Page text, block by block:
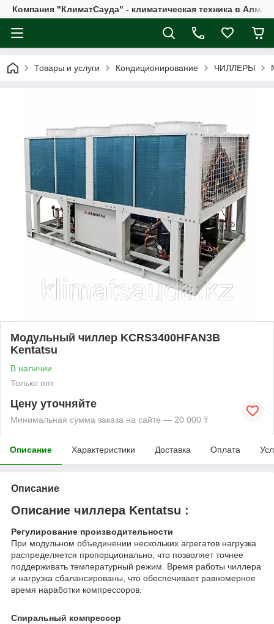
Компания "КлиматСауда" - климатическая техника в
Товары и услуги Кондиционирование ЧИЛЛЕРЫ
Модульный чиллер KCRS3400HFAN3B
Kentatsu
В наличии
Только опт
Цену уточняйте
Минимальная сумма заказа на сайте — 20 000 ₸
Описание Характеристики Доставка Оплата
Описание
Описание чиллера Kentatsu :
Регулирование производительности
При модульном объединении нескольких агрегатов нагрузка
распределяется пропорционально, что позволяет точнее
поддерживать температурный режим. Время работы чиллера
и нагрузка сбалансированы, что обеспечивает равномерное
время наработки компрессоров.
Спиральный компрессор